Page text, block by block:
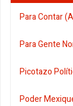
Para Contar
Para Gente
Picotazo
Poder